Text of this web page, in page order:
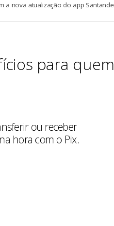
a nova atualização do app
para
ou receber
hora com o Pix.